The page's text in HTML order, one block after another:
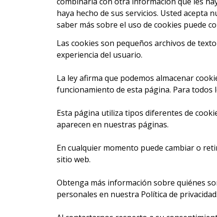
haya hecho de sus servicios. Usted acepta
saber más sobre el uso de cookies puede
Las cookies son pequeños archivos de
experiencia del usuario.
La ley afirma que podemos almacenar
funcionamiento de esta página. Para todos
Esta página utiliza tipos diferentes de
aparecen en nuestras páginas.
En cualquier momento puede cambiar o
sitio web.
Obtenga más información sobre quiénes
personales en nuestra Política de